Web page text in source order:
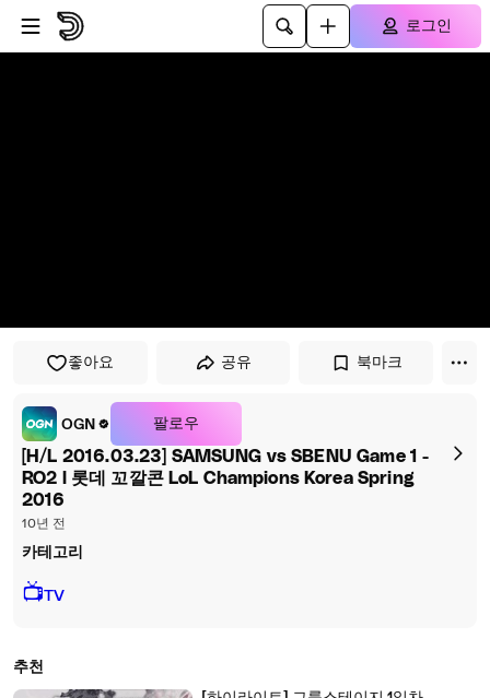
플레이어로 건너뛰기
본문으로 건너뛰기
로그인
좋아요 공유 북마크
OGN 팔로우
[H/L 2016.03.23] SAMSUNG vs SBENU Game 1 -
RO2 l 롯데 꼬깔콘 LoL Champions Korea Spring
2016
10년 전
카테고리
📺TV
추천